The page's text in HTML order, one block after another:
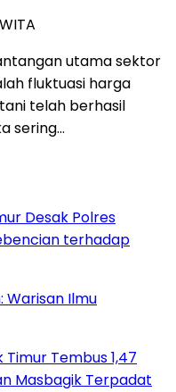
utama sektor
fluktuasi harga
telah berhasil
sering…
Desak Polres
terhadap
Warisan Ilmu
Tembus 1,47
Masbagik Terpadat